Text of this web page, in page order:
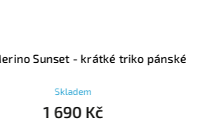
Sunset - krátké triko pánské
Skladem
1 690 Kč